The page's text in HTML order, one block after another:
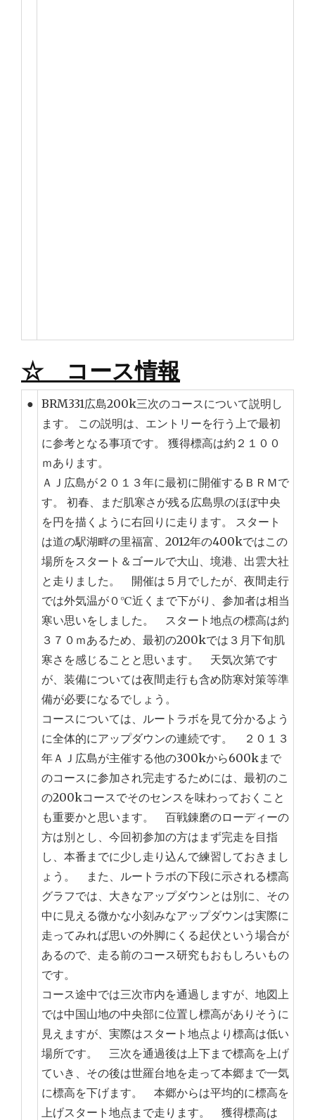
☆ コース情報
● BRM331広島200k三次のコースについて説明し
ます。 この説明は、エントリーを行う上で最初
に参考となる事項です。 獲得標高は約２１００
ｍあります。
ＡＪ広島が２０１３年に最初に開催するＢＲＭで
す。 初春、まだ肌寒さが残る広島県のほぼ中央
を円を描くように右回りに走ります。 スタート
は道の駅湖畔の里福富、2012年の400kではこの
場所をスタート＆ゴールで大山、境港、出雲大社
と走りました。 開催は５月でしたが、夜間走行
では外気温が０℃近くまで下がり、参加者は相当
寒い思いをしました。 スタート地点の標高は約
３７０ｍあるため、最初の200kでは３月下旬肌
寒さを感じることと思います。 天気次第です
が、装備については夜間走行も含め防寒対策等準
備が必要になるでしょう。
コースについては、ルートラボを見て分かるよう
に全体的にアップダウンの連続です。 ２０１３
年ＡＪ広島が主催する他の300kから600kまで
のコースに参加され完走するためには、最初のこ
の200kコースでそのセンスを味わっておくこと
も重要かと思います。 百戦錬磨のローディーの
方は別とし、今回初参加の方はまず完走を目指
し、本番までに少し走り込んで練習しておきまし
ょう。 また、ルートラボの下段に示される標高
グラフでは、大きなアップダウンとは別に、その
中に見える微かな小刻みなアップダウンは実際に
走ってみれば思いの外脚にくる起伏という場合が
あるので、走る前のコース研究もおもしろいもの
です。
コース途中では三次市内を通過しますが、地図上
では中国山地の中央部に位置し標高がありそうに
見えますが、実際はスタート地点より標高は低い
場所です。 三次を通過後は上下まで標高を上げ
ていき、その後は世羅台地を走って本郷まで一気
に標高を下げます。 本郷からは平均的に標高を
上げスタート地点まで走ります。 獲得標高は